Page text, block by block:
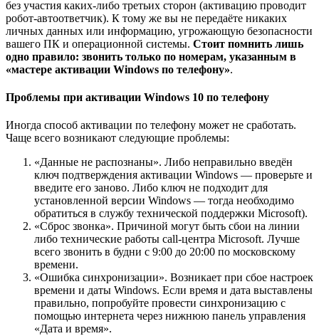
без участия каких-либо третьих сторон (активацию проводит
робот-автоответчик). К тому же вы не передаёте никаких
личных данных или информацию, угрожающую безопасности
вашего ПК и операционной системы. Стоит помнить лишь
одно правило: звонить только по номерам, указанным в
«мастере активации Windows по телефону».
Проблемы при активации Windows 10 по телефону
Иногда способ активации по телефону может не сработать.
Чаще всего возникают следующие проблемы:
«Данные не распознаны». Либо неправильно введён
ключ подтверждения активации Windows — проверьте и
введите его заново. Либо ключ не подходит для
установленной версии Windows — тогда необходимо
обратиться в службу технической поддержки Microsoft).
«Сброс звонка». Причиной могут быть сбои на линии
либо технические работы call-центра Microsoft. Лучше
всего звонить в будни с 9:00 до 20:00 по московскому
времени.
«Ошибка синхронизации». Возникает при сбое настроек
времени и даты Windows. Если время и дата выставлены
правильно, попробуйте провести синхронизацию с
помощью интернета через нижнюю панель управления
«Дата и время».